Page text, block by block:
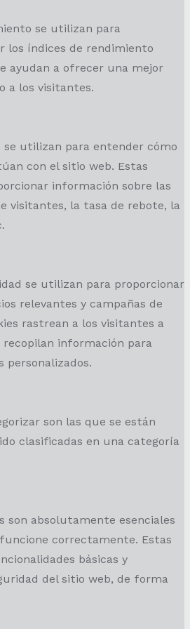
se utilizan para
los índices de rendimiento
ayudan a ofrecer una mejor
a los visitantes.
se utilizan para entender cómo
con el sitio web. Estas
información sobre las
visitantes, la tasa de rebote, la
se utilizan para proporcionar
relevantes y campañas de
rastrean a los visitantes a
recopilan información para
personalizados.
son las que se están
clasificadas en una categoría
son absolutamente esenciales
correctamente. Estas
básicas y
del sitio web, de forma